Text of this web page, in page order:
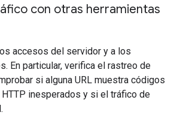
con otras herramientas
accesos del servidor y a los
En particular, verifica el rastreo de
si alguna URL muestra códigos
inesperados y si el tráfico de